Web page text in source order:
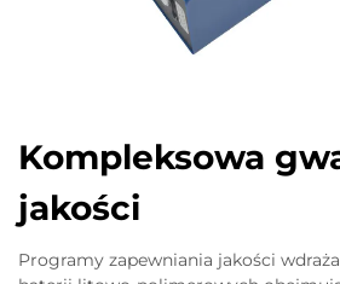
Kompleksowa
jakości
Programy zapewniania jakości